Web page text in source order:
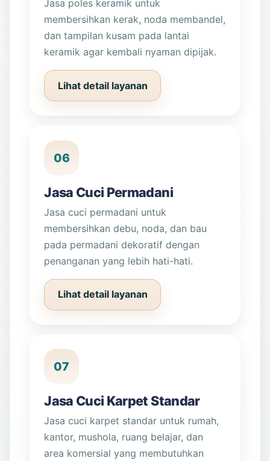
Jasa poles keramik untuk
membersihkan kerak, noda membandel,
dan tampilan kusam pada lantai
keramik agar kembali nyaman dipijak.
Lihat detail layanan
06
Jasa Cuci Permadani
Jasa cuci permadani untuk
membersihkan debu, noda, dan bau
pada permadani dekoratif dengan
penanganan yang lebih hati-hati.
Lihat detail layanan
07
Jasa Cuci Karpet Standar
Jasa cuci karpet standar untuk rumah,
kantor, mushola, ruang belajar, dan
area komersial yang membutuhkan